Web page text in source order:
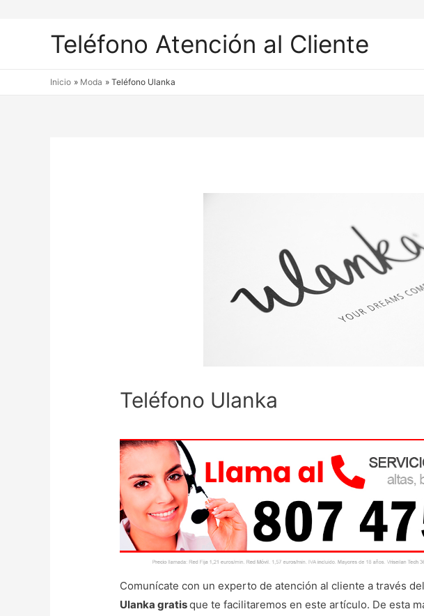
Teléfono Atención al Cliente
Inicio Moda Teléfono Ulanka
Teléfono Ulanka
Comunícate con un experto de atención al cliente a través del
Ulanka gratisque te facilitaremos en este artículo. De esta